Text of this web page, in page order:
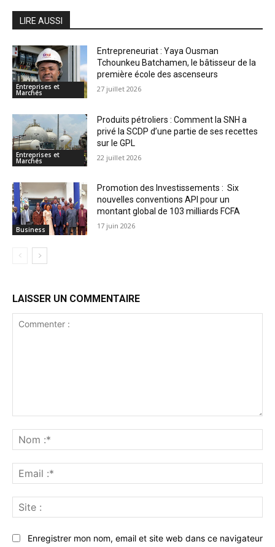
LIRE AUSSI
Entreprises et
Marchés
Entrepreneuriat : Yaya Ousman
Tchounkeu Batchamen, le bâtisseur de la
première école des ascenseurs
27 juillet 2026
Entreprises et
Marchés
Produits pétroliers : Comment la SNH a
privé la SCDP d’une partie de ses recettes
sur le GPL
22 juillet 2026
Business
Promotion des Investissements : Six
nouvelles conventions API pour un
montant global de 103 milliards FCFA
17 juin 2026
LAISSER UN COMMENTAIRE
:*
:*
:
Enregistrer mon nom, email et site web dans ce navigateur